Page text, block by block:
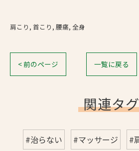
肩こり 首こり 腰痛 全身
< 前のページ 一覧に戻る
関連タ
#治らない #マッサージ #